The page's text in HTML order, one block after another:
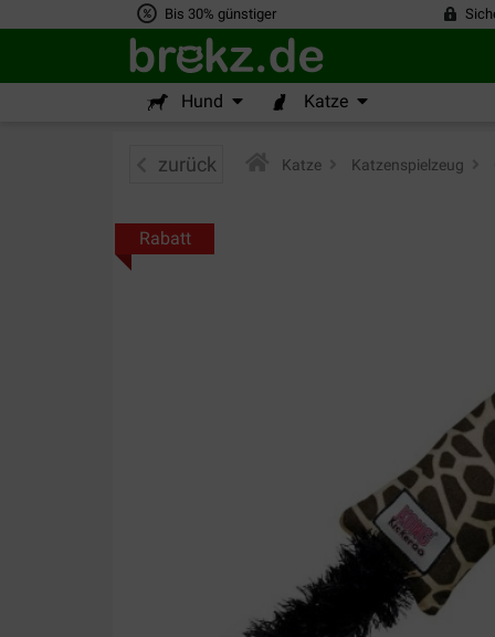
Bis 30% günstiger
Hund Katze
zurück Katze Katzenspielzeug
Rabatt